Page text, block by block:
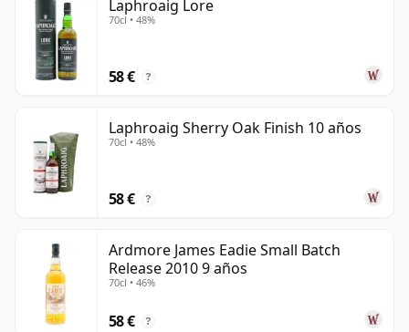
Laphroaig Lore
70cl • 48%
58 € ?
Laphroaig Sherry Oak Finish 10 años
70cl • 48%
58 € ?
Ardmore James Eadie Small Batch
Release 2010 9 años
70cl • 46%
58 € ?